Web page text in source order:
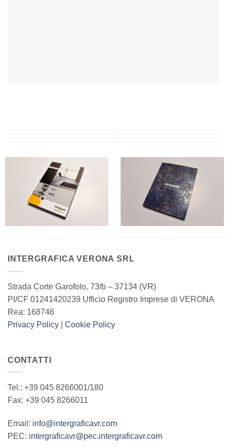
INTERGRAFICA VERONA SRL
Strada Corte Garofolo, 73/b – 37134 (VR)
PI/CF 01241420239 Ufficio Registro Imprese di VERONA
Rea: 168746
Privacy Policy
Cookie Policy
CONTATTI
Tel.: +39 045 8266001/180
Fax: +39 045 8266011
Email: info@intergraficavr.com
PEC: intergraficavr@pec.intergraficavr.com